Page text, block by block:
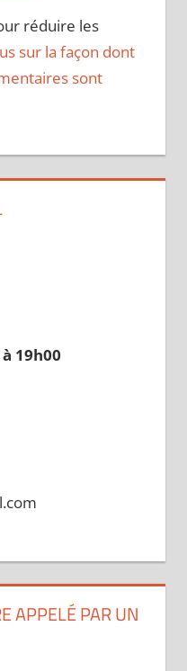
réduire les
sur la façon dont
sont
19h00
APPELÉ PAR UN